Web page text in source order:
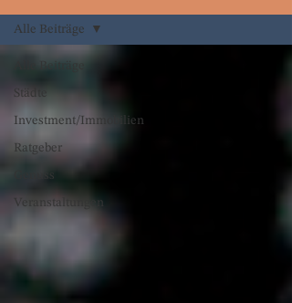
Städte
Investment/Immobilien
Ratgeber
Genuss
Veranstaltungen
Alle Beiträge